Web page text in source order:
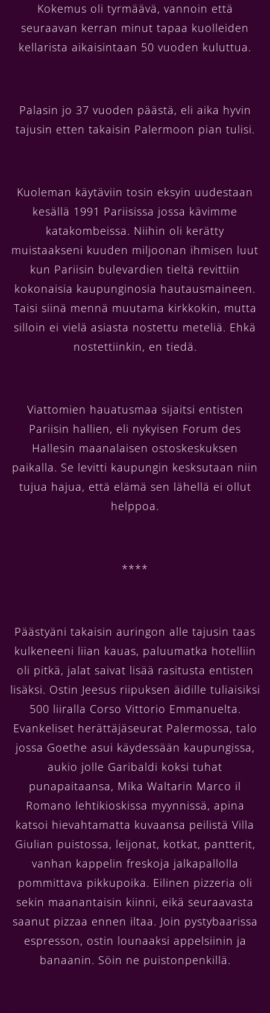
Kokemus oli tyrmäävä, vannoin että
seuraavan kerran minut tapaa kuolleiden
kellarista aikaisintaan 50 vuoden kuluttua.
Palasin jo 37 vuoden päästä, eli aika hyvin
tajusin etten takaisin Palermoon pian tulisi.
Kuoleman käytäviin tosin eksyin uudestaan
kesällä 1991 Pariisissa jossa kävimme
katakombeissa. Niihin oli kerätty
muistaakseni kuuden miljoonan ihmisen luut
kun Pariisin bulevardien tieltä revittiin
kokonaisia kaupunginosia hautausmaineen.
Taisi siinä mennä muutama kirkkokin, mutta
silloin ei vielä asiasta nostettu meteliä. Ehkä
nostettiinkin, en tiedä.
Viattomien hauatusmaa sijaitsi entisten
Pariisin hallien, eli nykyisen Forum des
Hallesin maanalaisen ostoskeskuksen
paikalla. Se levitti kaupungin kesksutaan niin
tujua hajua, että elämä sen lähellä ei ollut
helppoa.
****
Päästyäni takaisin auringon alle tajusin taas
kulkeneeni liian kauas, paluumatka hotelliin
oli pitkä, jalat saivat lisää rasitusta entisten
lisäksi. Ostin Jeesus riipuksen äidille tuliaisiksi
500 liiralla Corso Vittorio Emmanuelta.
Evankeliset herättäjäseurat Palermossa, talo
jossa Goethe asui käydessään kaupungissa,
aukio jolle Garibaldi koksi tuhat
punapaitaansa, Mika Waltarin Marco il
Romano lehtikioskissa myynnissä, apina
katsoi hievahtamatta kuvaansa peilistä Villa
Giulian puistossa, leijonat, kotkat, pantterit,
vanhan kappelin freskoja jalkapallolla
pommittava pikkupoika. Eilinen pizzeria oli
sekin maanantaisin kiinni, eikä seuraavasta
saanut pizzaa ennen iltaa. Join pystybaarissa
espresson, ostin lounaaksi appelsiinin ja
banaanin. Söin ne puistonpenkillä.